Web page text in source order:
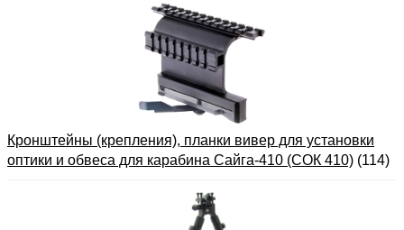
Кронштейны (крепления), планки вивер для установки
оптики и обвеса для карабина Сайга-410 (СОК 410) (114)